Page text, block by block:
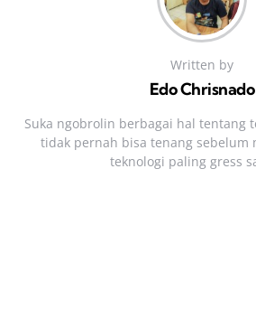
Written by
Edo Chrisnado
Suka ngobrolin berbagai hal tentang
tidak pernah bisa tenang sebelum
teknologi paling gress